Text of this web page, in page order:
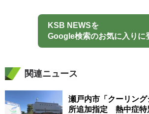
KSB NEWSを
Google検索のお気に入りに
関連ニュース
瀬戸内市「クーリン
所追加指定 熱中症特